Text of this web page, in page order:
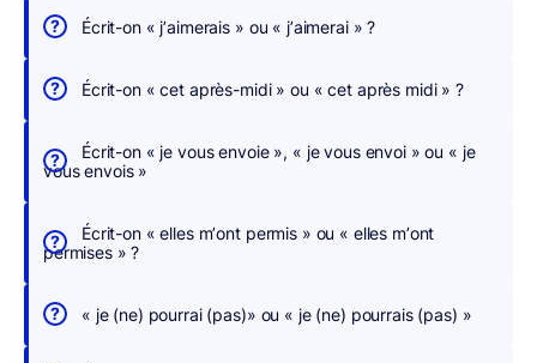
r
i
v
e
s
s
h
Écrit-on « j’aimerais » ou « j’aimerai » ?
Écrit-on « cet après-midi » ou « cet après midi » ?
Écrit-on « je vous envoie », « je vous envoi » ou « je
vous envois »
Écrit-on « elles m’ont permis » ou « elles m’ont
permises » ?
« je (ne) pourrai (pas)» ou « je (ne) pourrais (pas) »